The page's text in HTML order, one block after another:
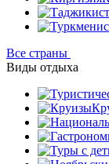
Все страны
Виды отдыха